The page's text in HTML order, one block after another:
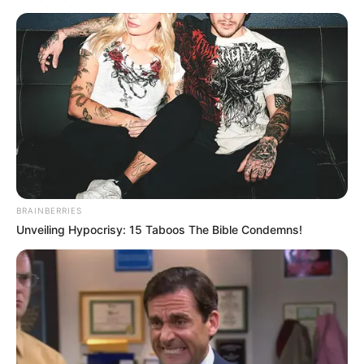
‘એવેન્જર્સ’ અને ‘લ્યુસી’ જેવી ફિલ્મોમાં શક્તિશાળી
અભિનયની ઉદાહરણ આપનારી અમેરિકન અભિનેત્રી
આ યાદીમાં 7 મા ક્રમે છે. તેઓએ 90.91% ગુણ
મેળવ્યા છે.
મોડેલિંગ બાદ બિઝનેસમાં પ્રવેશ કરનાર બ્રિટનના કેટ
મોસ 91.15% ના સ્કોર સાથે આ યાદીમાં છઠ્ઠા ક્રમે છે.
અમેરિકાની પ્રખ્યાત સિંગર ટેલર સ્વિફ્ટ પણ સૌંદર્યની
દ્રષ્ટિએ આ બધાને વટાવી આ યાદીમાં પાંચમા ક્રમે છે.
સુંદરતાની દ્રષ્ટિએ, તેનો સ્કોર 91.64% છે.
અન્ય લોકપ્રિય યુ.એસ. ગાયિકા એરિયાના ગ્રાન્ડે
BRAINBERRIES
Unveiling Hypocrisy: 15 Taboos The Bible Condemns!